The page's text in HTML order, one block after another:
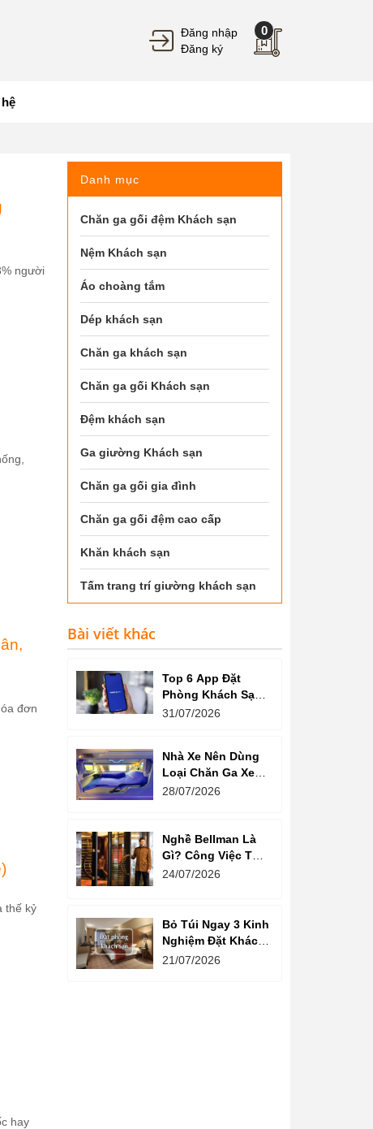
Đăng nhập
Đăng ký
0
người
đơn
thế kỷ
hay
Danh mục
Chăn ga gối đệm Khách sạn
Nệm Khách sạn
Áo choàng tắm
Dép khách sạn
Chăn ga khách sạn
Chăn ga gối Khách sạn
Đệm khách sạn
Ga giường Khách sạn
Chăn ga gối gia đình
Chăn ga gối đệm cao cấp
Khăn khách sạn
Tấm trang trí giường khách sạn
Bài viết khác
Top 6 App Đặt
Phòng Khách Sạn
Giá Tốt, Nhiều Ưu
31/07/2026
Nhà Xe Nên Dùng
Loại Chăn Ga Xe
Giường Nằm Nào?
28/07/2026
Nghề Bellman Là
Gì? Công Việc Thú
Vị Phía Sau Cánh
24/07/2026
Bỏ Túi Ngay 3 Kinh
Nghiệm Đặt Khách
Sạn Giá Rẻ Cho
21/07/2026